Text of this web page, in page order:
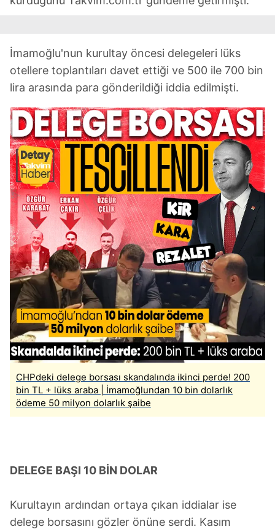
İmamoğlu'nun kurultay öncesi delegeleri lüks
otellere toplantıları davet ettiği ve 500 ile 700 bin
lira arasında para gönderildiği iddia edilmişti.
CHPdeki delege borsası skandalında ikinci perde! 200
bin TL + lüks araba | İmamoğlundan 10 bin dolarlık
ödeme 50 milyon dolarlık şaibe
DELEGE BAŞI 10 BİN DOLAR
Kurultayın ardından ortaya çıkan iddialar ise
delege borsasını gözler önüne serdi. Kasım